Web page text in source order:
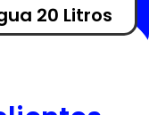
20 Litros